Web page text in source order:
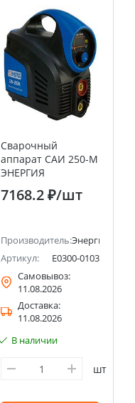
Сварочный
аппарат САИ 250-М
ЭНЕРГИЯ
7168.2 ₽/шт
Производитель:Энергия
Артикул:
Е0300-0103
Самовывоз:
11.08.2026
Доставка:
11.08.2026
В наличии
шт